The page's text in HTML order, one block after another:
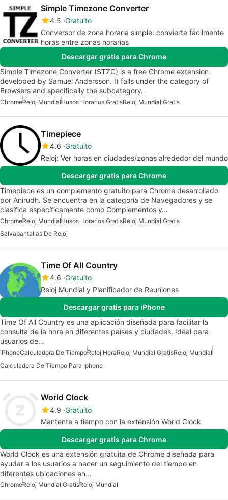
Simple Timezone Converter
4.5 Gratuito
Conversor de zona horaria simple: convierte fácilmente
horas entre zonas horarias
Descargar gratis para Chrome
Simple Timezone Converter (STZC) is a free Chrome extension
developed by Samuel Andersson. It falls under the category of
Browsers and specifically the subcategory…
ChromeReloj MundialHusos Horarios GratisReloj Mundial Gratis
Timepiece
4.6 Gratuito
Reloj: Ver horas en ciudades/zonas alrededor del mundo
Descargar gratis para Chrome
Timepiece es un complemento gratuito para Chrome desarrollado
por Anirudh. Se encuentra en la categoría de Navegadores y se
clasifica específicamente como Complementos y…
ChromeReloj MundialHusos Horarios GratisReloj Mundial Gratis
Salvapantallas De Reloj
Time Of All Country
4.6 Gratuito
Reloj Mundial y Planificador de Reuniones
Descargar gratis para iPhone
Time Of All Country es una aplicación diseñada para facilitar la
consulta de la hora en diferentes países y ciudades. Ideal para
usuarios de…
iPhoneCalculadora De TiempoReloj HoraReloj Mundial GratisReloj Mundial
Calculadora De Tiempo Para Iphone
World Clock
4.9 Gratuito
Mantente a tiempo con la extensión World Clock
Descargar gratis para Chrome
World Clock es una extensión gratuita de Chrome diseñada para
ayudar a los usuarios a hacer un seguimiento del tiempo en
diferentes ubicaciones en…
ChromeReloj Mundial GratisReloj Mundial